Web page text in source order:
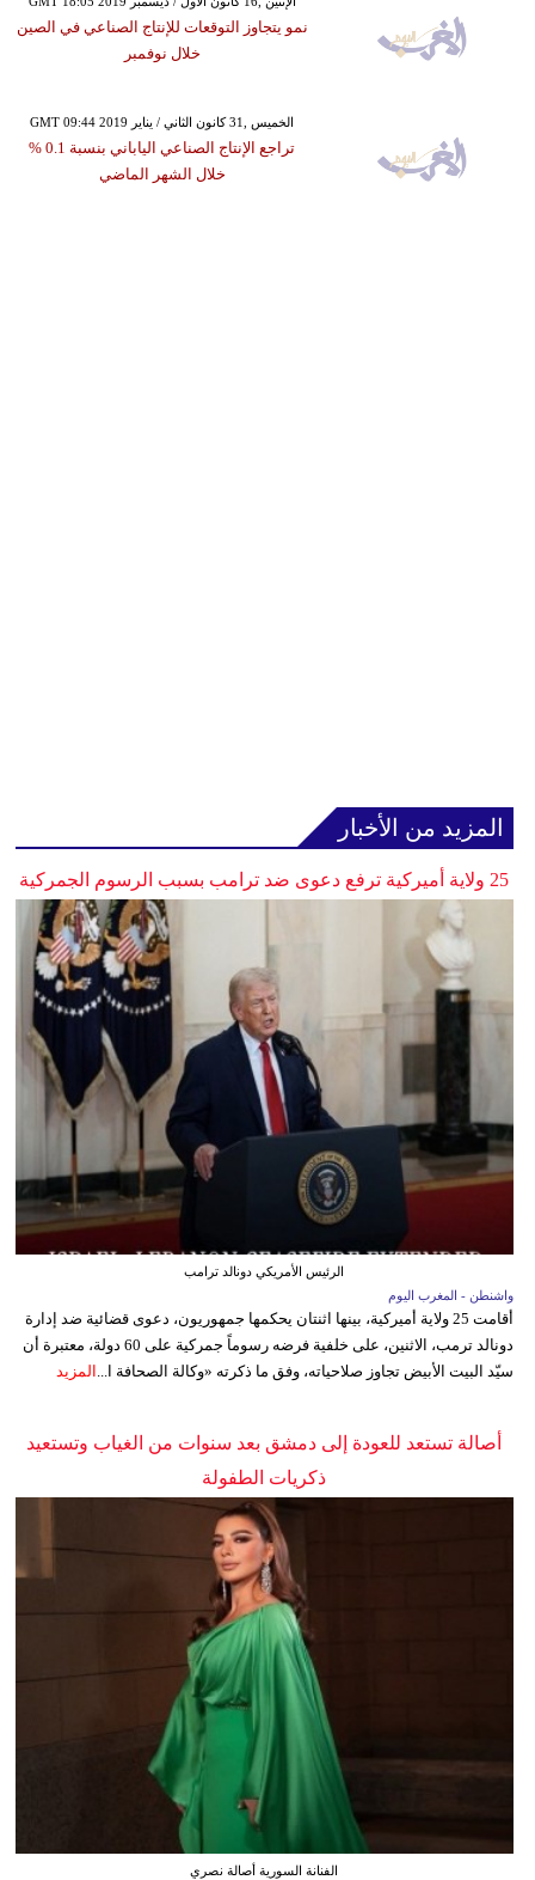
نمو يتجاوز التوقعات للإنتاج الصناعي في الصين
خلال نوفمبر
GMT 09:44 2019 الخميس ,31 كانون الثاني / يناير
تراجع الإنتاج الصناعي الياباني بنسبة 0.1 %
خلال الشهر الماضي
المزيد من الأخبار
25 ولاية أميركية ترفع دعوى ضد ترامب بسبب الرسوم الجمركية
الرئيس الأمريكي دونالد ترامب
واشنطن - المغرب اليوم
أقامت 25 ولاية أميركية، بينها اثنتان يحكمها جمهوريون، دعوى قضائية ضد إدارة
دونالد ترمب، الاثنين، على خلفية فرضه رسوماً جمركية على 60 دولة، معتبرة أن
سيّد البيت الأبيض تجاوز صلاحياته، وفق ما ذكرته «وكالة الصحافة ا... المزيد
أصالة تستعد للعودة إلى دمشق بعد سنوات من الغياب وتستعيد
ذكريات الطفولة
الفنانة السورية أصالة نصري